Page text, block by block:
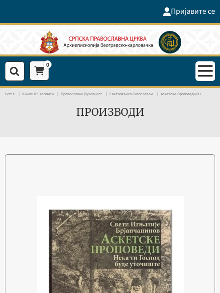
Пријавите се
0
Home Књиге И Часописи Православна Духовност Светоотачко Богословље Аскетске Проповеди-О.С.
ПРОИЗВОДИ